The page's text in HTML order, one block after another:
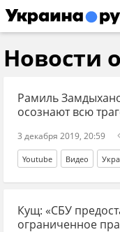
Новости
Рамиль
осознают всю
3 декабря 2019, 20:59
Youtube Видео
Рамиль Замдыханов
Кущ: «СБУ
ограниченное